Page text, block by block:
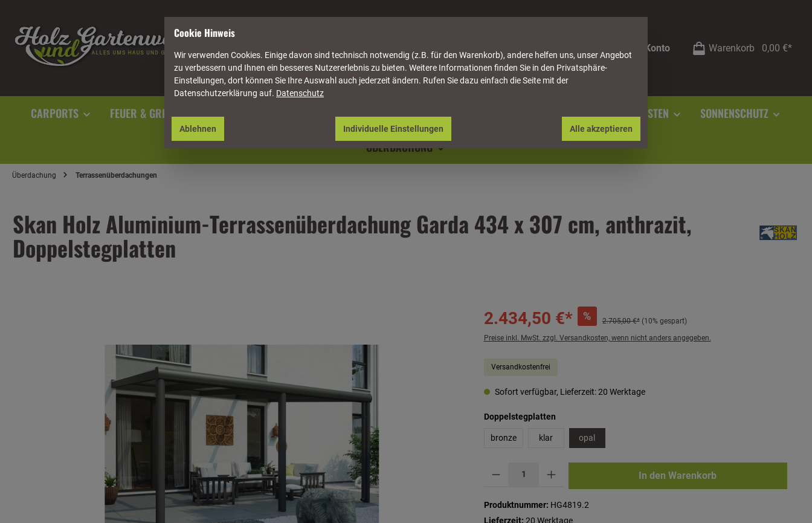
Mein Konto Warenkorb 0,00 €*
CARPORTS FEUER & GRILL GARTENAUSSTATTUNG HÄUSER & PAVILLONS NATURSTEIN SOCKELLEISTEN SONNENSCHUTZ
ÜBERDACHUNG
Überdachung Terrassenüberdachungen
Skan Holz Aluminium-Terrassenüberdachung Garda 434 x 307 cm, anthrazit,
Doppelstegplatten
2.434,50 €* % 2.705,00 €* (10% gespart)
Preise inkl. MwSt. zzgl. Versandkosten, wenn nicht anders angegeben.
Versandkostenfrei
Sofort verfügbar, Lieferzeit: 20 Werktage
Doppelstegplattenauswählen
bronze klar opal
In den Warenkorb
Produktnummer: HG4819.2
Lieferzeit: 20 Werktage
Cookie Hinweis
Wir verwenden Cookies. Einige davon sind technisch notwendig (z.B. für den Warenkorb), andere helfen uns, unser Angebot
zu verbessern und Ihnen ein besseres Nutzererlebnis zu bieten. Weitere Informationen finden Sie in den Privatsphäre-
Einstellungen, dort können Sie Ihre Auswahl auch jederzeit ändern. Rufen Sie dazu einfach die Seite mit der
Datenschutzerklärung auf. Datenschutz
Individuelle Einstellungen
Ablehnen Alle akzeptieren